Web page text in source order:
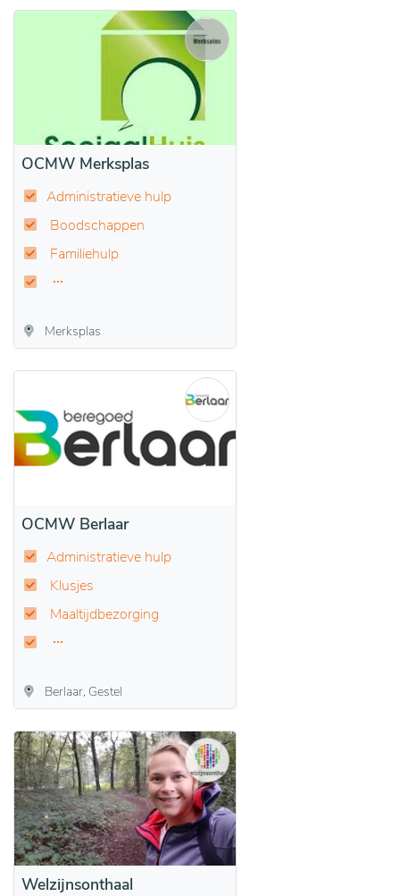
OCMW Merksplas
Administratieve hulp
Boodschappen
Familiehulp
Merksplas
OCMW Berlaar
Administratieve hulp
Klusjes
Maaltijdbezorging
Berlaar, Gestel
Welzijnsonthaal